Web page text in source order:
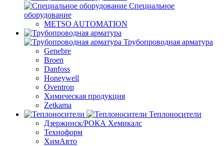
Специальное
оборудование
METSO AUTOMATION
Трубопроводная арматура
Genebre
Broen
Danfoss
Honeywell
Oventrop
Химическая продукция
Zetkama
Теплоносители
Дзержинск/РОКА Хемикалс
Техноформ
ХимАвто